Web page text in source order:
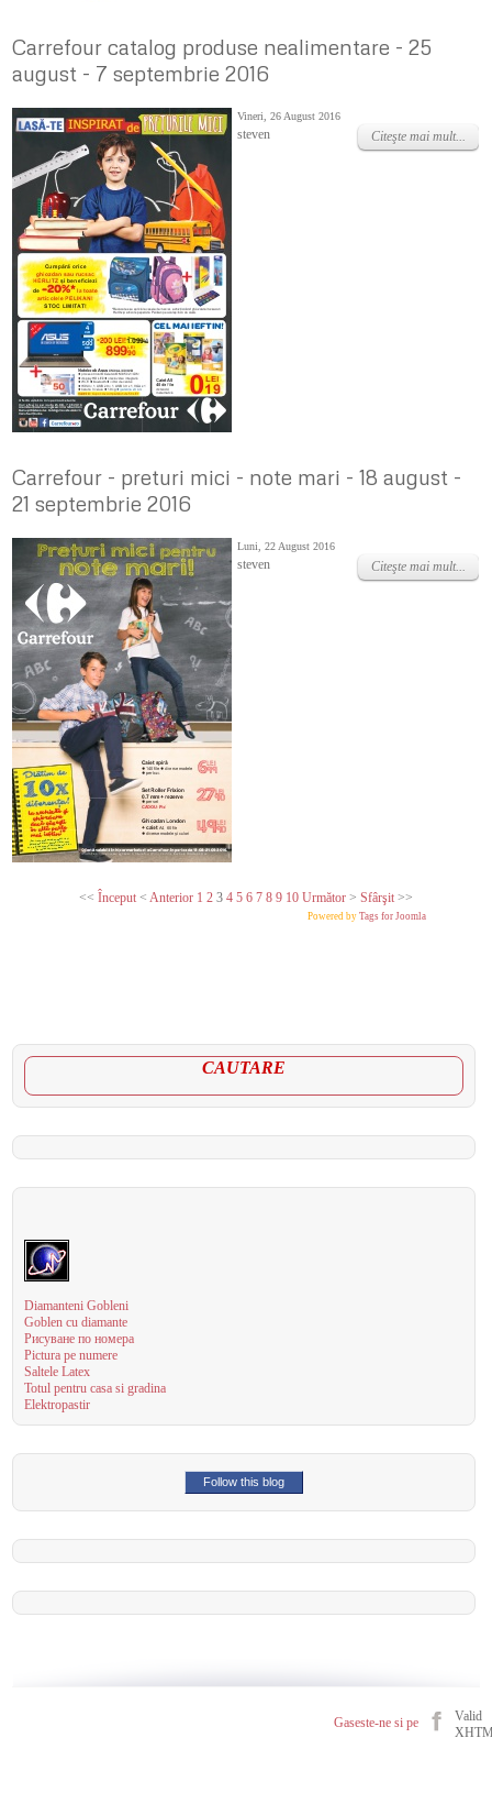
Carrefour catalog produse nealimentare - 25
august - 7 septembrie 2016
Vineri, 26 August 2016
steven Citeşte mai mult...
Carrefour - preturi mici - note mari - 18 august -
21 septembrie 2016
Luni, 22 August 2016
steven Citeşte mai mult...
<< Început< Anterior 1 2 3 4 5 6 7 8 9 10 Următor> Sfârşit>>
Powered by Tags for Joomla
CAUTARE
Diamanteni Gobleni
Goblen cu diamante
Рисуване по номера
Pictura pe numere
Saltele Latex
Totul pentru casa si gradina
Elektropastir
Follow this blog
Gaseste-ne si pe
Valid